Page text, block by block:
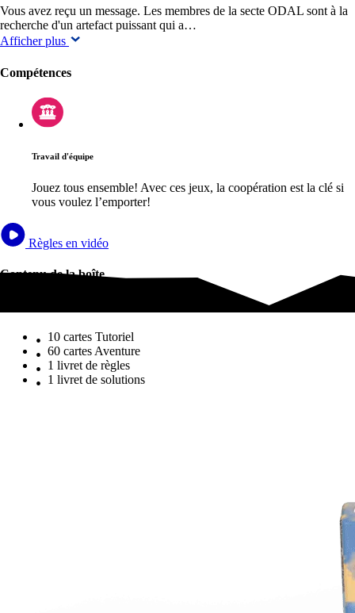
Vous avez reçu un message. Les membres de la secte ODAL sont à la
recherche d'un artefact puissant qui a…
Afficher plus
Compétences
Travail d'équipe
Jouez tous ensemble! Avec ces jeux, la coopération est la clé si
vous voulez l’emporter!
Règles en vidéo
Contenu de la boîte
10 cartes Tutoriel
60 cartes Aventure
1 livret de règles
1 livret de solutions